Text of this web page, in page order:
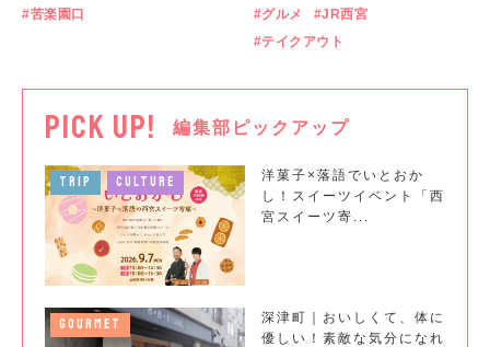
苦楽園口 グルメ
JR西宮
テイクアウト
PICK UP! 編集部ピックアップ
TRIP CULTURE
洋菓子×落語でいとおか
し！スイーツイベント「西
宮スイーツ寄...
GOURMET
深津町｜おいしくて、体に
優しい！素敵な気分になれ